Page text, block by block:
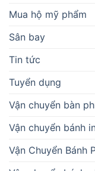
Mua hộ mỹ phẩm
Sân bay
Tin tức
Tuyển dụng
Vận chuyển bàn
Vận chuyển bánh
Vận Chuyển Bánh